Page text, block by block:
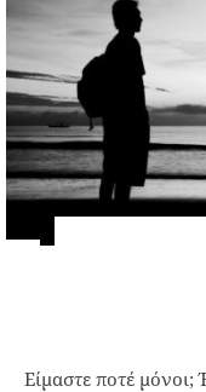
Είμαστε ποτέ